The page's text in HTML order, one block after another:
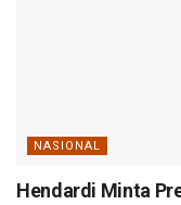
NASIONAL
Hendardi Minta